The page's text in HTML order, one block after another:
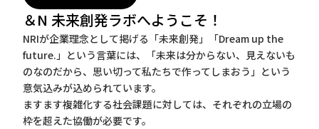
＆N 未来創発ラボへようこそ！
NRIが企業理念として掲げる「未来創発」「Dream up the
future.」という言葉には、「未来は分からない、見えないも
のなのだから、思い切って私たちで作ってしまおう」という
意気込みが込められています。
ますます複雑化する社会課題に対しては、それぞれの立場の
枠を超えた協働が必要です。